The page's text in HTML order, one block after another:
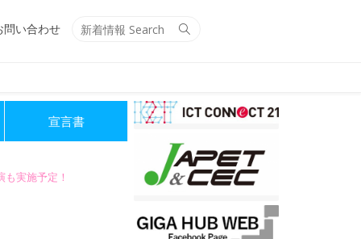
Search
問い合わせ
宣言書
実施予定！